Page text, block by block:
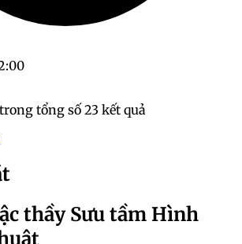
trong tổng số 23 kết quả
thầy Sưu tầm Hình